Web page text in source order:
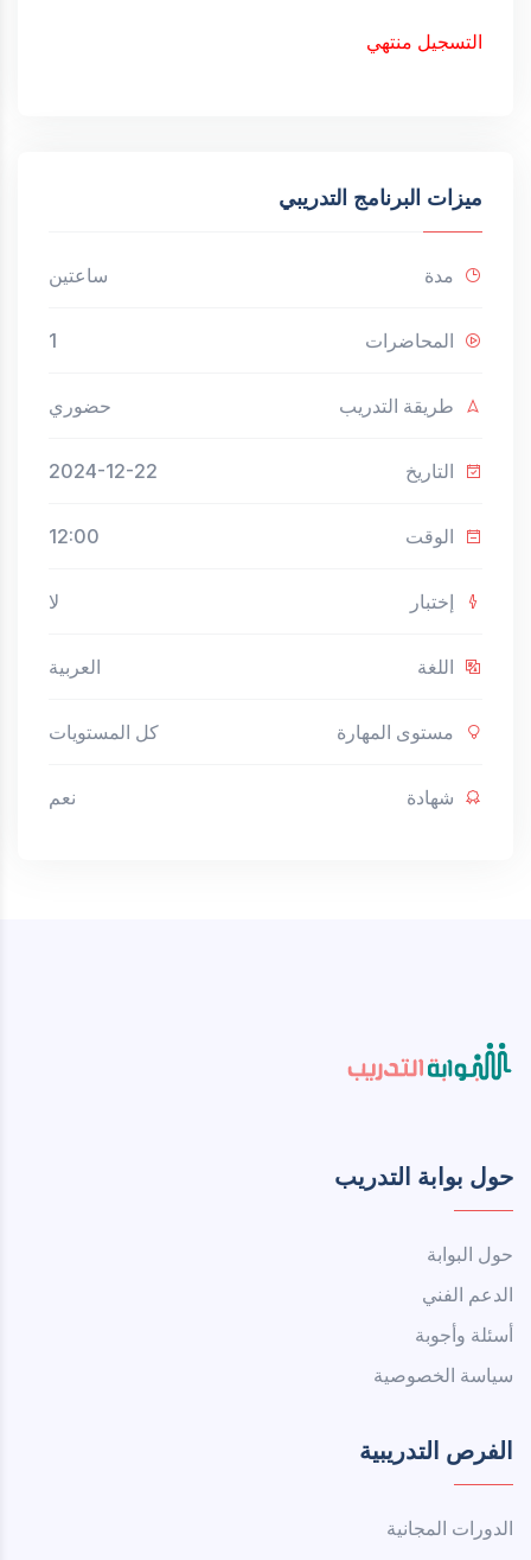
التسجيل منتهي
ميزات البرنامج التدريبي
مدة ساعتين
المحاضرات 1
طريقة التدريب حضوري
التاريخ 2024-12-22
الوقت 12:00
إختبار لا
اللغة العربية
مستوى المهارة كل المستويات
شهادة نعم
حول بوابة التدريب
حول البوابة
الدعم الفني
أسئلة وأجوبة
سياسة الخصوصية
الفرص التدريبية
الدورات المجانية